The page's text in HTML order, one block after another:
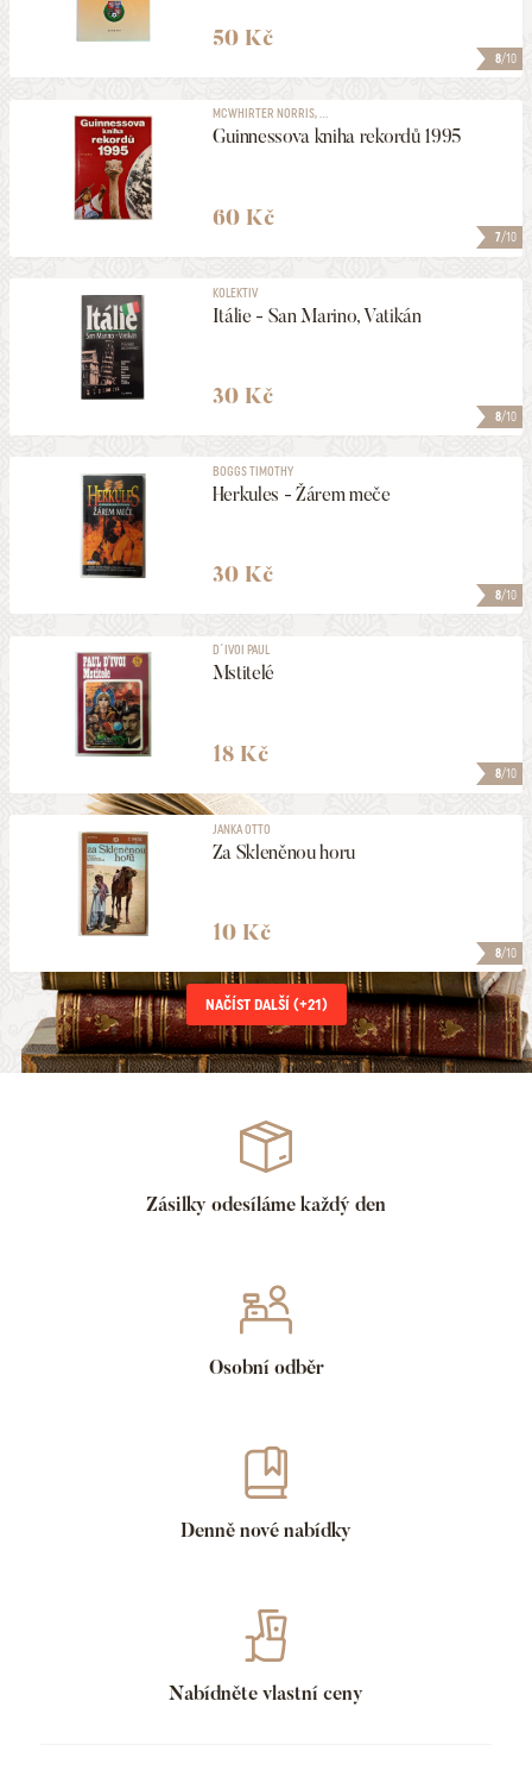
8/10
50 Kč
7/10
MCWHIRTER NORRIS, ...
Guinnessova kniha rekordů 1995
60 Kč
8/10
KOLEKTIV
Itálie - San Marino, Vatikán
30 Kč
8/10
BOGGS TIMOTHY
Herkules - Žárem meče
30 Kč
8/10
D´IVOI PAUL
Mstitelé
18 Kč
8/10
JANKA OTTO
Za Skleněnou horu
10 Kč
NAČÍST DALŠÍ (+21)
Zásilky odesíláme každý den
Osobní odběr
Denně nové nabídky
Nabídněte vlastní ceny